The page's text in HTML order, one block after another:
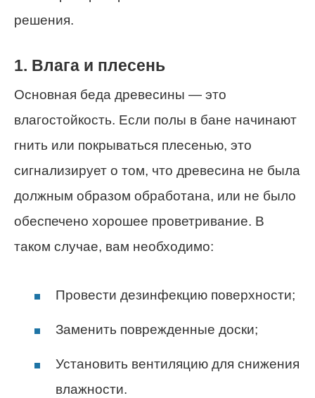
решения.
1. Влага и плесень
Основная беда древесины — это
влагостойкость. Если полы в бане начинают
гнить или покрываться плесенью, это
сигнализирует о том, что древесина не была
должным образом обработана, или не было
обеспечено хорошее проветривание. В
таком случае, вам необходимо:
Провести дезинфекцию поверхности;
Заменить поврежденные доски;
Установить вентиляцию для снижения
влажности.